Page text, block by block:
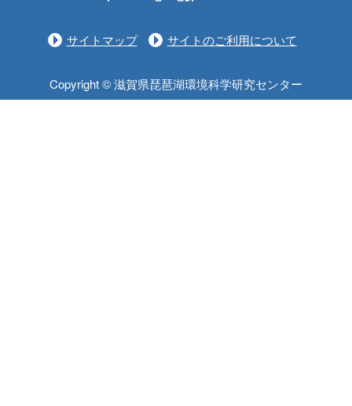
サイトマップ サイトのご利用について
Copyright © 滋賀県琵琶湖環境科学研究センター